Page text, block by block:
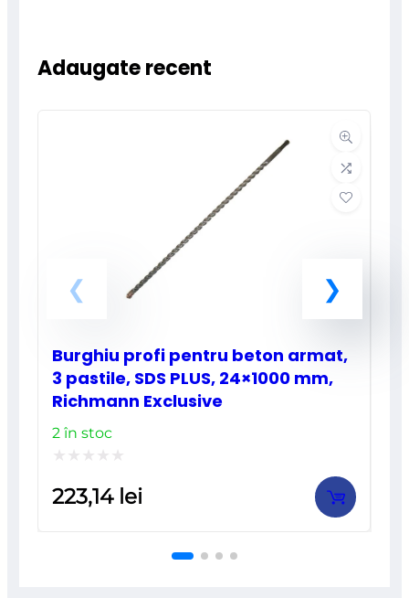
Adaugate recent
Burghiu profi pentru beton armat,
3 pastile, SDS PLUS, 24×1000 mm,
Richmann Exclusive
2 în stoc
la
223,14 lei